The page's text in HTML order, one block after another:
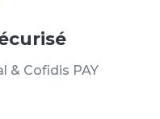
& Cofidis PAY